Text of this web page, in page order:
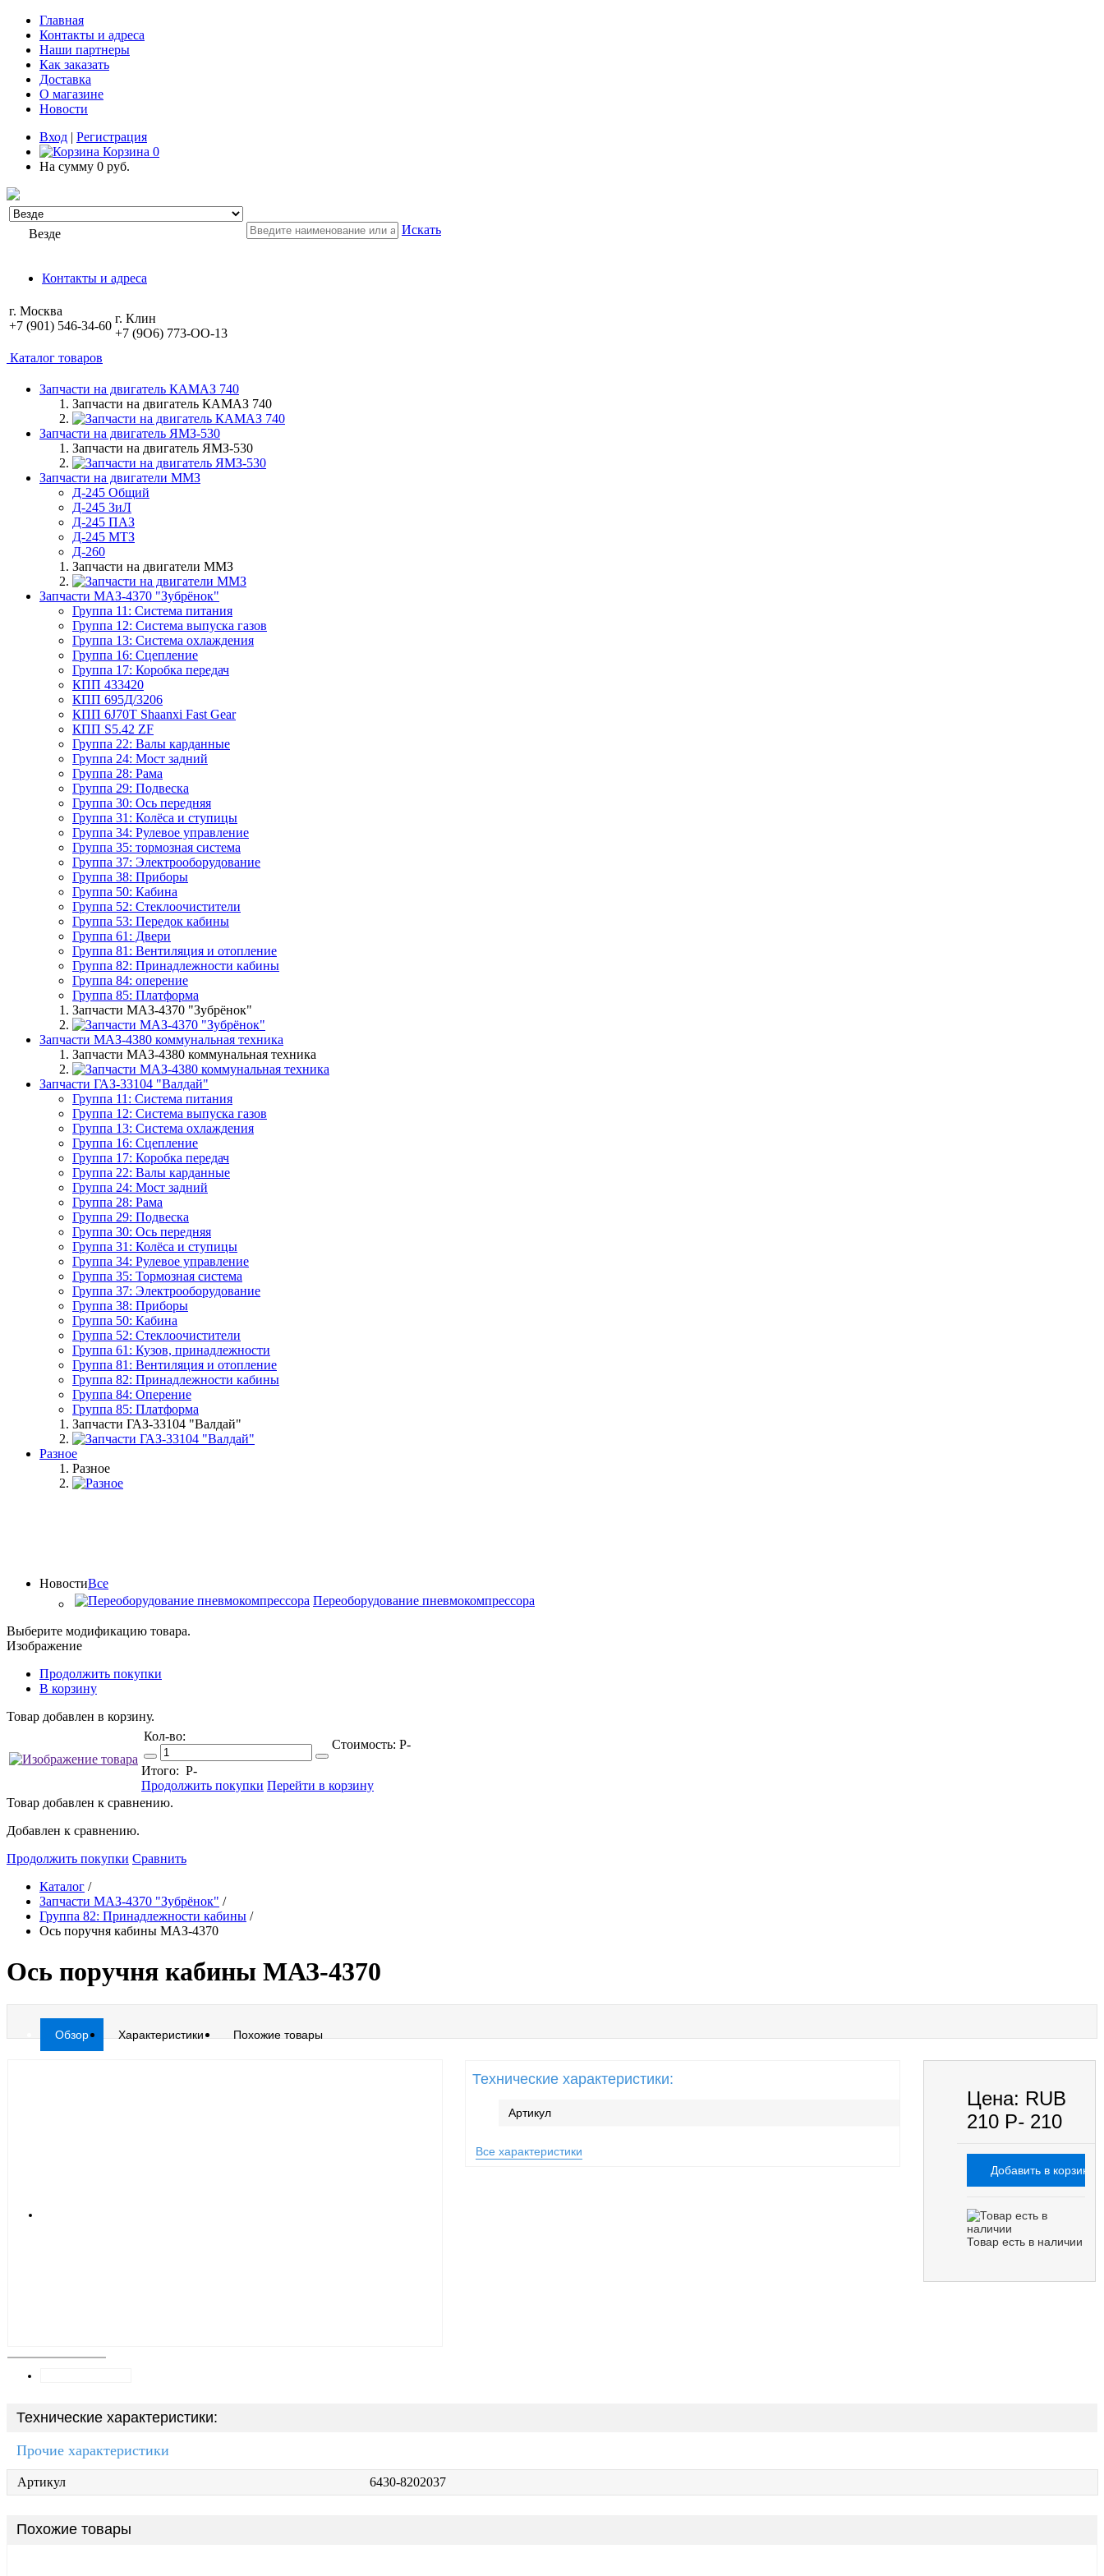
Главная
Контакты и адреса
Наши партнеры
Как заказать
Доставка
О магазине
Новости
Вход | Регистрация
Корзина 0
На сумму 0 руб.
Везде Искать
Контакты и адреса
г. Москва
+7 (901) 546-34-60
г. Клин
+7 (9O6) 773-OO-13
Каталог товаров
Запчасти на двигатель КАМАЗ 740
Запчасти на двигатель КАМАЗ 740
Запчасти на двигатель ЯМЗ-530
Запчасти на двигатель ЯМЗ-530
Запчасти на двигатели ММЗ
Д-245 Общий
Д-245 ЗиЛ
Д-245 ПАЗ
Д-245 МТЗ
Д-260
Запчасти на двигатели ММЗ
Запчасти МАЗ-4370 "Зубрёнок"
Группа 11: Система питания
Группа 12: Система выпуска газов
Группа 13: Система охлаждения
Группа 16: Сцепление
Группа 17: Коробка передач
КПП 433420
КПП 695Д/3206
КПП 6J70T Shaanxi Fast Gear
КПП S5.42 ZF
Группа 22: Валы карданные
Группа 24: Мост задний
Группа 28: Рама
Группа 29: Подвеска
Группа 30: Ось передняя
Группа 31: Колёса и ступицы
Группа 34: Рулевое управление
Группа 35: тормозная система
Группа 37: Электрооборудование
Группа 38: Приборы
Группа 50: Кабина
Группа 52: Стеклоочистители
Группа 53: Передок кабины
Группа 61: Двери
Группа 81: Вентиляция и отопление
Группа 82: Принадлежности кабины
Группа 84: оперение
Группа 85: Платформа
Запчасти МАЗ-4370 "Зубрёнок"
Запчасти МАЗ-4380 коммунальная техника
Запчасти МАЗ-4380 коммунальная техника
Запчасти ГАЗ-33104 "Валдай"
Группа 11: Система питания
Группа 12: Система выпуска газов
Группа 13: Система охлаждения
Группа 16: Сцепление
Группа 17: Коробка передач
Группа 22: Валы карданные
Группа 24: Мост задний
Группа 28: Рама
Группа 29: Подвеска
Группа 30: Ось передняя
Группа 31: Колёса и ступицы
Группа 34: Рулевое управление
Группа 35: Тормозная система
Группа 37: Электрооборудование
Группа 38: Приборы
Группа 50: Кабина
Группа 52: Стеклоочистители
Группа 61: Кузов, принадлежности
Группа 81: Вентиляция и отопление
Группа 82: Принадлежности кабины
Группа 84: Оперение
Группа 85: Платформа
Запчасти ГАЗ-33104 "Валдай"
Разное
Разное
НовостиВсе
Переоборудование пневмокомпрессора
Выберите модификацию товара.
Изображение
Продолжить покупки
В корзину
Товар добавлен в корзину.
Кол-во:
Стоимость: Р-
Итого: Р-
Продолжить покупки Перейти в корзину
Товар добавлен к сравнению.
Добавлен к сравнению.
Продолжить покупки Сравнить
Каталог /
Запчасти МАЗ-4370 "Зубрёнок" /
Группа 82: Принадлежности кабины /
Ось поручня кабины МАЗ-4370
Ось поручня кабины МАЗ-4370
Обзор Характеристики Похожие товары
Технические характеристики:
Артикул
Все характеристики
Цена: RUB
210 P- 210
Добавить в корзину
Товар есть в наличии
Технические характеристики:
Прочие характеристики
Артикул 6430-8202037
Похожие товары